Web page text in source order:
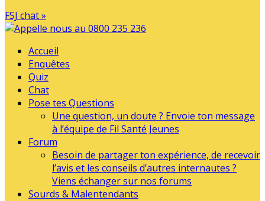
FSJ chat »
Accueil
Enquêtes
Quiz
Chat
Pose tes Questions
Une question, un doute ? Envoie ton message
à l’équipe de Fil Santé Jeunes
Forum
Besoin de partager ton expérience, de recevoir
l’avis et les conseils d’autres internautes ?
Viens échanger sur nos forums
Sourds & Malentendants